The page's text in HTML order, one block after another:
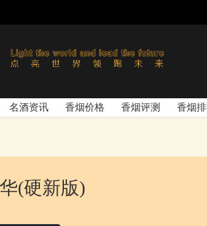
名酒资讯 香烟价格 香烟评测 香烟
(硬新版)